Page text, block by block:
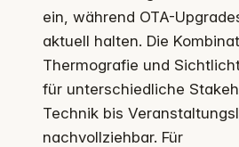
ein, während OTA-
aktuell halten. Die
Thermografie und
für unterschiedliche
Technik bis
nachvollziehbar. Für